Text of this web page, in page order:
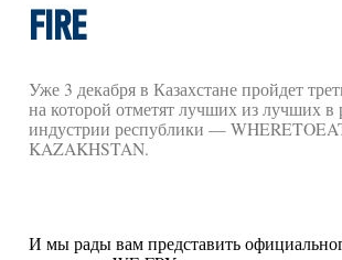
FIRE
Уже 3 декабря в Казахстане пройдет
на которой отметят лучших из лучших в
индустрии республики —
KAZAKHSTAN.
И мы рады вам представить